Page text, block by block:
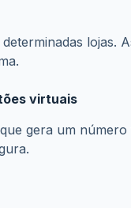
gera um
ajuda a